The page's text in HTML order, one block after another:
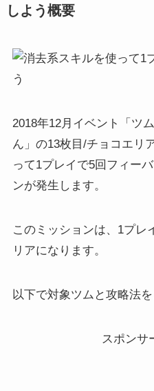
しよう概要
2018年12月イベント「ツ
ん」の13枚目/チョコエリ
って1プレイで5回フィー
ンが発生します。
このミッションは、1プレ
リアになります。
以下で対象ツムと攻略法を
スポンサ